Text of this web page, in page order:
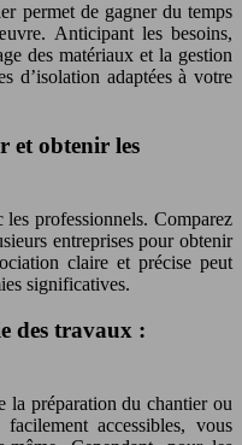
permet de gagner du temps
Anticipant les besoins,
des matériaux et la gestion
d’isolation adaptées à votre
et obtenir les
professionnels. Comparez
entreprises pour obtenir
claire et précise peut
significatives.
des travaux :
la préparation du chantier ou
accessibles, vous